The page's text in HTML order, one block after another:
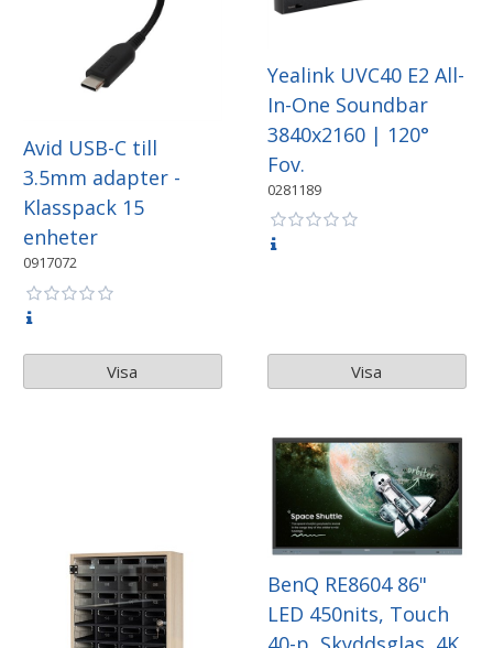
Avid USB-C till
3.5mm adapter -
Klasspack 15
enheter
0917072
Visa
Yealink UVC40 E2 All-
In-One Soundbar
3840x2160 | 120°
Fov.
0281189
Visa
BenQ RE8604 86"
LED 450nits, Touch